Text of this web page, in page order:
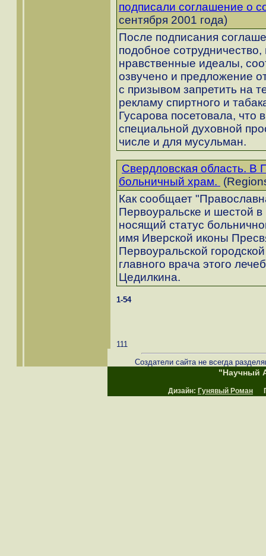
подписали соглашение о
сентября 2001 года)
После подписания
подобное
нравственные идеалы,
озвучено и предложение
с призывом запретить на
рекламу спиртного и
Гусарова посетовала, что
специальной духовной
числе и для мусульман.
Свердловская область. В
больничный храм.
Как сообщает
Первоуральске и шестой в
носящий статус
имя Иверской иконы
Первоуральской
главного врача этого
Цедилкина.
1-54
111
Создатели сайта не всегда
"Научный
Дизайн: Гунявый Роман